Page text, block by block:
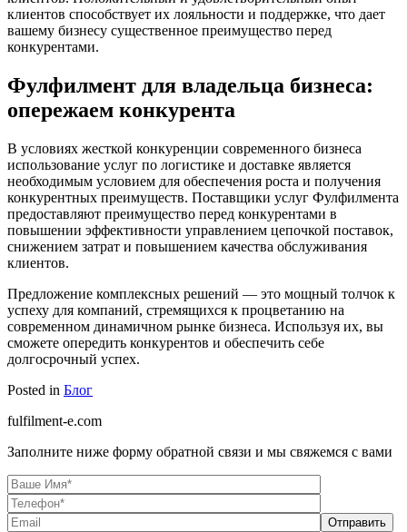
клиентов способствует их лояльности и поддержке, что дает
вашему бизнесу существенное преимущество перед
конкурентами.
Фулфилмент для владельца бизнеса:
опережаем конкурента
В условиях жесткой конкуренции современного бизнеса
использование услуг по логистике и доставке является
необходимым условием для обеспечения роста и получения
конкурентных преимуществ. Поставщики услуг Фулфилмента
предоставляют преимущество перед конкурентами в
повышении эффективности управлением цепочкой поставок,
снижением затрат и повышением качества обслуживания
клиентов.
Предложение комплексных решений — это мощный толчок к
успеху для компаний, стремящихся к процветанию на
современном динамичном рынке бизнеса. Используя их, вы
сможете опередить конкурентов и обеспечить себе
долгосрочный успех.
Posted in Блог
fulfilment-e.com
Заполните ниже форму обратной связи и мы свяжемся с вами